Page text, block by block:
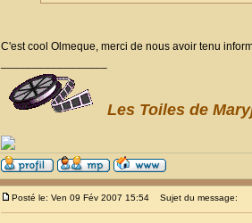
C'est cool Olmeque, merci de nous avoir tenu
Les Toiles de
Posté le: Ven 09 Fév 2007 15:54 Sujet du message: